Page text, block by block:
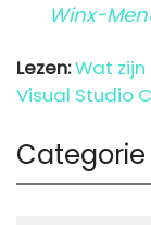
Winx-
Lezen:Wat
Visual Studio
Categorie